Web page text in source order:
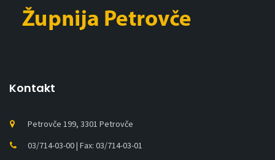
Kontakt
Petrovče 199, 3301 Petrovče
03/714-03-00 | Fax: 03/714-03-01